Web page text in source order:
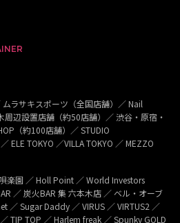
ラサキスポーツ（全国店舗）／ Nail
辺設置店舗（約50店舗）／ 渋谷・原宿・
（約100店舗）／ STUDIO
ELE TOKYO ／VILLA TOKYO ／ MEZZO
楽園 ／ Holl Point ／ World Investors
／ 炭火BAR 集 六本木店 ／ ベル・オーブ
／ Sugar Daddy ／ VIRUS ／ VIRTUS2 ／
TIP TOP ／ Harlem freak ／ Spunky GOLD